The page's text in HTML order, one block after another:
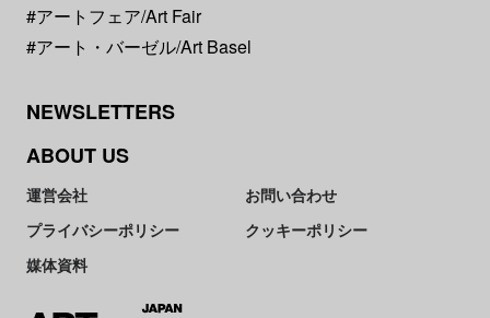
#アートフェア/Art Fair
#アート・バーゼル/Art Basel
NEWSLETTERS
ABOUT US
運営会社
お問い合わせ
プライバシーポリシー
クッキーポリシー
媒体資料